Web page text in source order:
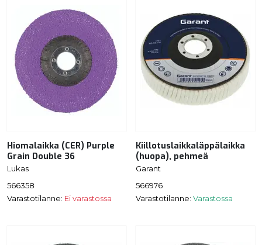
Hiomalaikka (CER) Purple
Grain Double 36
Lukas
566358
Varastotilanne: Ei varastossa
Kiillotuslaikkaläppälaikka
(huopa), pehmeä
Garant
566976
Varastotilanne: Varastossa